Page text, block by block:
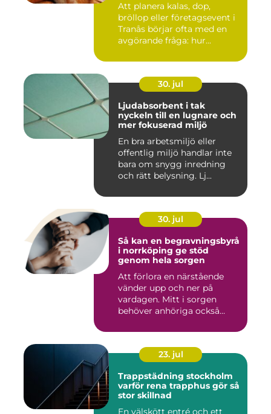
Att planera kalas, dop,
bröllop eller företagsevent i
Tranås börjar ofta med en
avgörande fråga: hur...
30. jul
Ljudabsorbent i tak
nyckeln till en lugnare och
mer fokuserad miljö
En bra arbetsmiljö eller
offentlig miljö handlar inte
bara om snygg inredning
och rätt belysning. Lj...
30. jul
Så kan en begravningsbyrå
i norrköping ge stöd
genom hela sorgen
Att förlora en närstående
vänder upp och ner på
vardagen. Mitt i sorgen
behöver anhöriga också
23. jul
Trappstädning stockholm
varför rena trapphus gör så
stor skillnad
En välskött entré och ett